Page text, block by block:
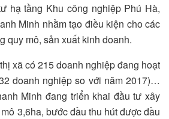
hạ tầng Khu công nghiệp Phú Hà,
Minh nhằm tạo điều kiện cho các
quy mô, sản xuất kinh doanh.
xã có 215 doanh nghiệp đang hoạt
doanh nghiệp so với năm 2017)…
Minh đang triển khai đầu tư xây
3,6ha, bước đầu thu hút được đầu